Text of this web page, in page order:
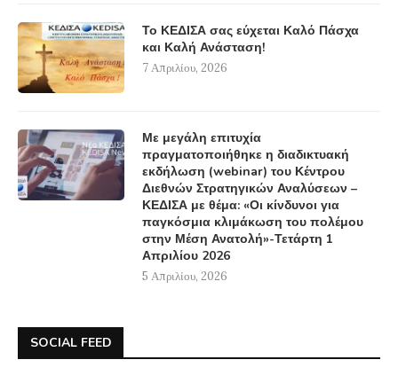
Το ΚΕΔΙΣΑ σας εύχεται Καλό Πάσχα
και Καλή Ανάσταση!
7 Απριλίου, 2026
Με μεγάλη επιτυχία
πραγματοποιήθηκε η διαδικτυακή
εκδήλωση (webinar) του Κέντρου
Διεθνών Στρατηγικών Αναλύσεων –
ΚΕΔΙΣΑ με θέμα: «Οι κίνδυνοι για
παγκόσμια κλιμάκωση του πολέμου
στην Μέση Ανατολή»-Τετάρτη 1
Απριλίου 2026
5 Απριλίου, 2026
SOCIAL FEED